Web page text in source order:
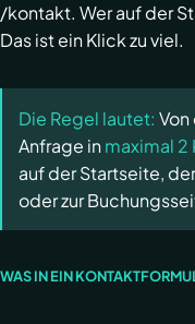
/kontakt. Wer auf der
Das ist ein Klick zu viel.
Die Regel lautet:
Anfrage inmaximal 2
auf der Startseite,
oder zur
WAS IN EIN